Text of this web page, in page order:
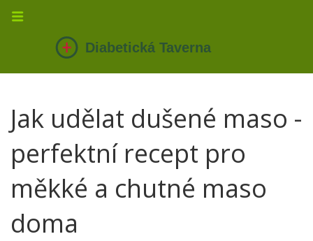
Jak udělat dušené maso -
perfektní recept pro
měkké a chutné maso
doma